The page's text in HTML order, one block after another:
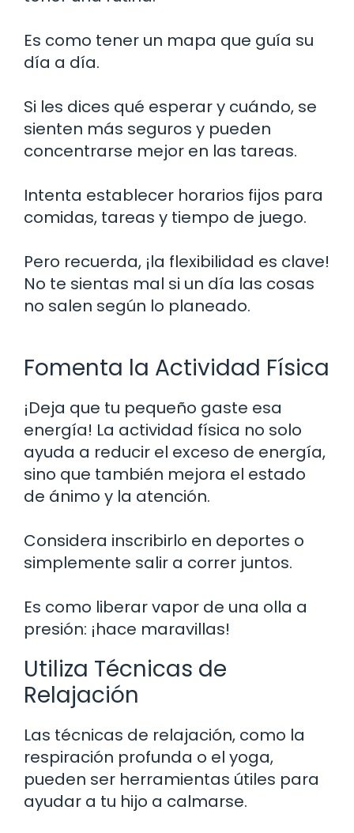
Es como tener un mapa que guía su
día a día.
Si les dices qué esperar y cuándo, se
sienten más seguros y pueden
concentrarse mejor en las tareas.
Intenta establecer horarios fijos para
comidas, tareas y tiempo de juego.
Pero recuerda, ¡la flexibilidad es clave!
No te sientas mal si un día las cosas
no salen según lo planeado.
Fomenta la Actividad Física
¡Deja que tu pequeño gaste esa
energía! La actividad física no solo
ayuda a reducir el exceso de energía,
sino que también mejora el estado
de ánimo y la atención.
Considera inscribirlo en deportes o
simplemente salir a correr juntos.
Es como liberar vapor de una olla a
presión: ¡hace maravillas!
Utiliza Técnicas de
Relajación
Las técnicas de relajación, como la
respiración profunda o el yoga,
pueden ser herramientas útiles para
ayudar a tu hijo a calmarse.